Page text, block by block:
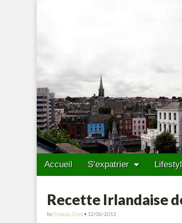
Main menu
Skip to content
Accueil S’expatrier
Recette Irlandaise
by Français Cork • 12/06/2013